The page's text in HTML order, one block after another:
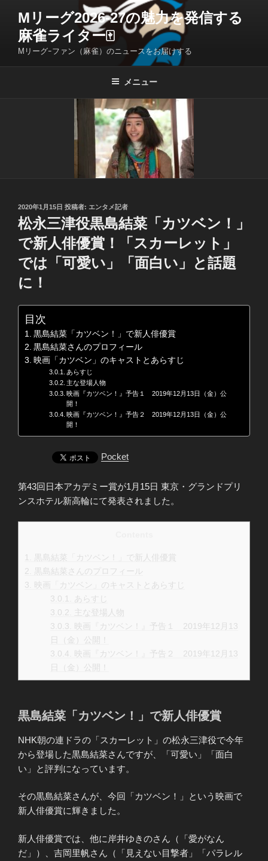
Mリーグ2026-27の魅力を発信する
麻雀ライター🀄️
Mリーグｰファン（麻雀）のニュースをお届けする
メニュー
投
稿
日:
2020年1月15日 投稿者: エンタメ記者
松永三津役黒島結菜「カツベン！」
で新人俳優賞！「スカーレット」
では「可愛い」「面白い」と話題
に！
目次
黒島結菜「カツベン！」で新人俳優賞
黒島結菜さんのプロフィール
映画「カツベン」のキャストとあらすじ
あらすじ
主な登場人物
映画『カツベン！』予告１ 2019年12月13日（金）公
開！
映画『カツベン！』予告２ 2019年12月13日（金）公
開！
Pocket
第43回日本アカデミー賞が1月15日 東京・グランドプリ
ンスホテル新高輪にて発表されました。
1.
黒島結菜「カツベン！」で新人俳優賞
2.
黒島結菜さんのプロフィール
3.
映画「カツベン」のキャストとあらすじ
3.0.1.
あらすじ
3.0.2.
主な登場人物
3.0.3.
映画『カツベン！』予告１ 2019年12月13
日（金）公開！
3.0.4.
映画『カツベン！』予告２ 2019年12月13
日（金）公開！
黒島結菜「カツベン！」で新人俳優賞
NHK朝の連ドラの「スカーレット」の松永三津役で今年
から登場した黒島結菜さんですが、「可愛い」「面白
い」と評判になっています。
その黒島結菜さんが、今回「カツベン！」という映画で
新人俳優賞に輝きました。
新人俳優賞では、他に岸井ゆきのさん（「愛がなん
だ」）、吉岡里帆さん（「見えない目撃者」「パラレル